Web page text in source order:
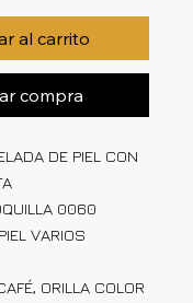
al carrito
compra
DE PIEL CON
0060
VARIOS
ORILLA COLOR